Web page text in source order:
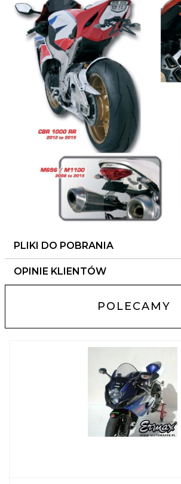
PLIKI DO POBRANIA
OPINIE KLIENTÓW
POLECAMY